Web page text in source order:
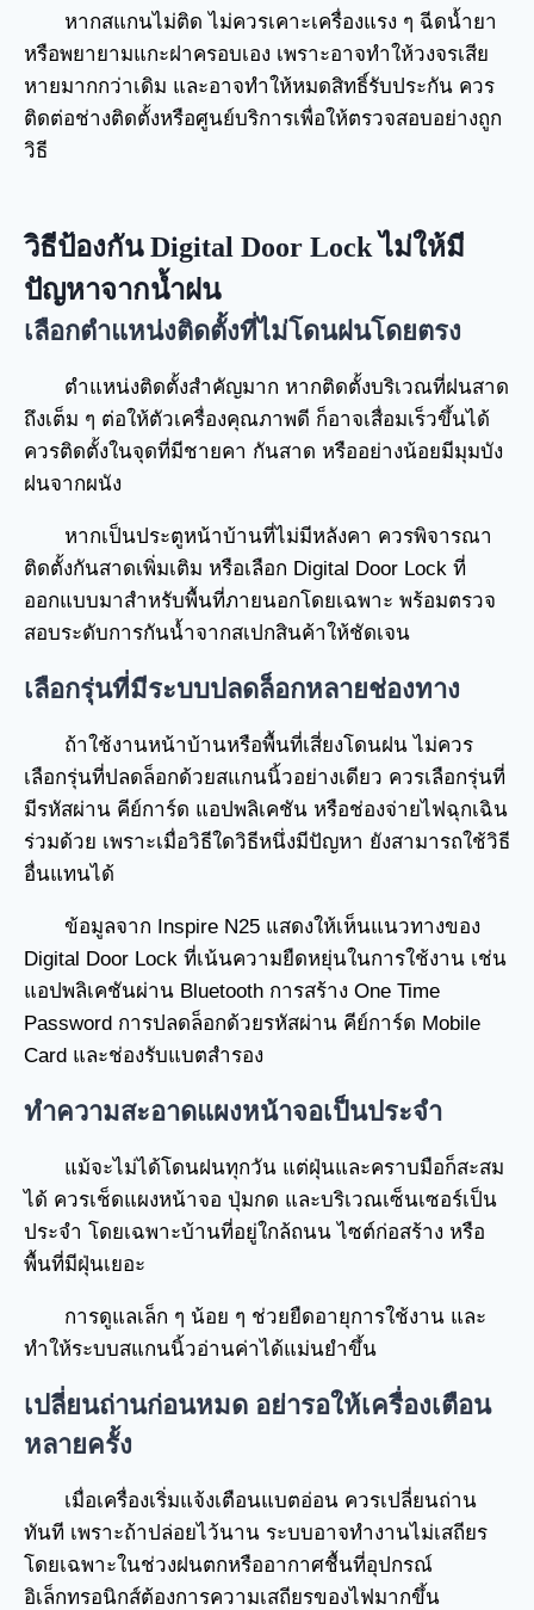
หากสแกนไม่ติด ไม่ควรเคาะเครื่องแรง ๆ ฉีดน้ำยา
หรือพยายามแกะฝาครอบเอง เพราะอาจทำให้วงจรเสีย
หายมากกว่าเดิม และอาจทำให้หมดสิทธิ์รับประกัน ควร
ติดต่อช่างติดตั้งหรือศูนย์บริการเพื่อให้ตรวจสอบอย่างถูก
วิธี
วิธีป้องกัน Digital Door Lock ไม่ให้มี
ปัญหาจากน้ำฝน
เลือกตำแหน่งติดตั้งที่ไม่โดนฝนโดยตรง
ตำแหน่งติดตั้งสำคัญมาก หากติดตั้งบริเวณที่ฝนสาด
ถึงเต็ม ๆ ต่อให้ตัวเครื่องคุณภาพดี ก็อาจเสื่อมเร็วขึ้นได้
ควรติดตั้งในจุดที่มีชายคา กันสาด หรืออย่างน้อยมีมุมบัง
ฝนจากผนัง
หากเป็นประตูหน้าบ้านที่ไม่มีหลังคา ควรพิจารณา
ติดตั้งกันสาดเพิ่มเติม หรือเลือก Digital Door Lock ที่
ออกแบบมาสำหรับพื้นที่ภายนอกโดยเฉพาะ พร้อมตรวจ
สอบระดับการกันน้ำจากสเปกสินค้าให้ชัดเจน
เลือกรุ่นที่มีระบบปลดล็อกหลายช่องทาง
ถ้าใช้งานหน้าบ้านหรือพื้นที่เสี่ยงโดนฝน ไม่ควร
เลือกรุ่นที่ปลดล็อกด้วยสแกนนิ้วอย่างเดียว ควรเลือกรุ่นที่
มีรหัสผ่าน คีย์การ์ด แอปพลิเคชัน หรือช่องจ่ายไฟฉุกเฉิน
ร่วมด้วย เพราะเมื่อวิธีใดวิธีหนึ่งมีปัญหา ยังสามารถใช้วิธี
อื่นแทนได้
ข้อมูลจาก Inspire N25 แสดงให้เห็นแนวทางของ
Digital Door Lock ที่เน้นความยืดหยุ่นในการใช้งาน เช่น
แอปพลิเคชันผ่าน Bluetooth การสร้าง One Time
Password การปลดล็อกด้วยรหัสผ่าน คีย์การ์ด Mobile
Card และช่องรับแบตสำรอง
ทำความสะอาดแผงหน้าจอเป็นประจำ
แม้จะไม่ได้โดนฝนทุกวัน แต่ฝุ่นและคราบมือก็สะสม
ได้ ควรเช็ดแผงหน้าจอ ปุ่มกด และบริเวณเซ็นเซอร์เป็น
ประจำ โดยเฉพาะบ้านที่อยู่ใกล้ถนน ไซต์ก่อสร้าง หรือ
พื้นที่มีฝุ่นเยอะ
การดูแลเล็ก ๆ น้อย ๆ ช่วยยืดอายุการใช้งาน และ
ทำให้ระบบสแกนนิ้วอ่านค่าได้แม่นยำขึ้น
เปลี่ยนถ่านก่อนหมด อย่ารอให้เครื่องเตือน
หลายครั้ง
เมื่อเครื่องเริ่มแจ้งเตือนแบตอ่อน ควรเปลี่ยนถ่าน
ทันที เพราะถ้าปล่อยไว้นาน ระบบอาจทำงานไม่เสถียร
โดยเฉพาะในช่วงฝนตกหรืออากาศชื้นที่อุปกรณ์
อิเล็กทรอนิกส์ต้องการความเสถียรของไฟมากขึ้น